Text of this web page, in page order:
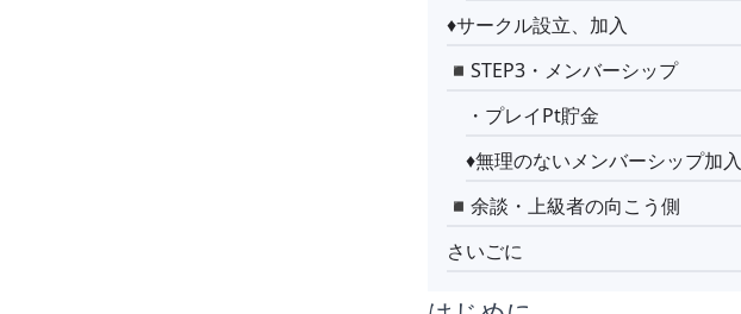
♦︎サークル設立、加入
◾️STEP3・メンバーシップ
・プレイPt貯金
♦︎無理のないメンバーシップ加入
◾️余談・上級者の向こう側
さいごに